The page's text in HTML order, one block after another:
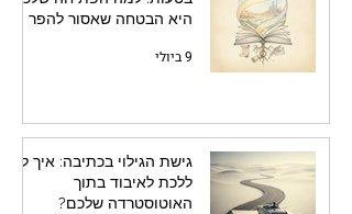
היא הבטחה שאסור להפר
9 ביולי
גישת הגילוי בכתיבה: איך לא
ללכת לאיבוד בתוך
האוטוסטרדה שלכם?